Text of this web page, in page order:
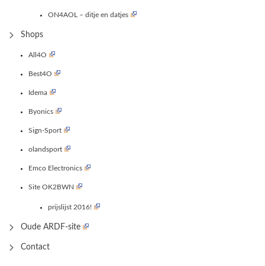
ON4AOL – ditje en datjes
Shops
All4O
Best4O
Idema
Byonics
Sign-Sport
olandsport
Emco Electronics
Site OK2BWN
prijslijst 2016!
Oude ARDF-site
Contact